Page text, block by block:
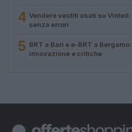
4 Vendere vestiti usati su
senza errori
5 BRT a Bari e e-BRT a
innovazione e critiche